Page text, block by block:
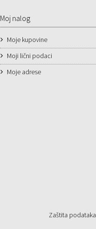
Moj nalog
Moje kupovine
Moji lični podaci
Moje adrese
Zaštita podataka